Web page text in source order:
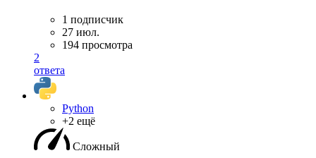
1 подписчик
27 июл.
194 просмотра
2
ответа
Python
+2 ещё
Сложный